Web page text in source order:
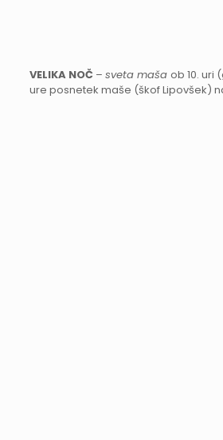
VELIKA NOČ – sveta maša ob 10. uri
ure posnetek maše (škof Lipovšek)